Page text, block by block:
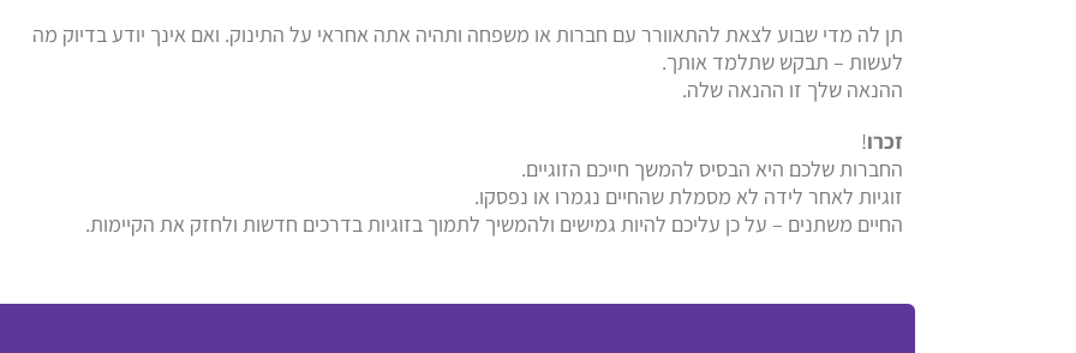
תן לה מדי שבוע לצאת להתאוורר עם חברות או משפחה ותהיה אתה אחראי על התינוק. ואם אינך יודע בדיוק מה
לעשות – תבקש שתלמד אותך.
ההנאה שלך זו ההנאה שלה.
זכרו!
החברות שלכם היא הבסיס להמשך חייכם הזוגיים.
זוגיות לאחר לידה לא מסמלת שהחיים נגמרו או נפסקו.
החיים משתנים – על כן עליכם להיות גמישים ולהמשיך לתמוך בזוגיות בדרכים חדשות ולחזק את הקיימות.